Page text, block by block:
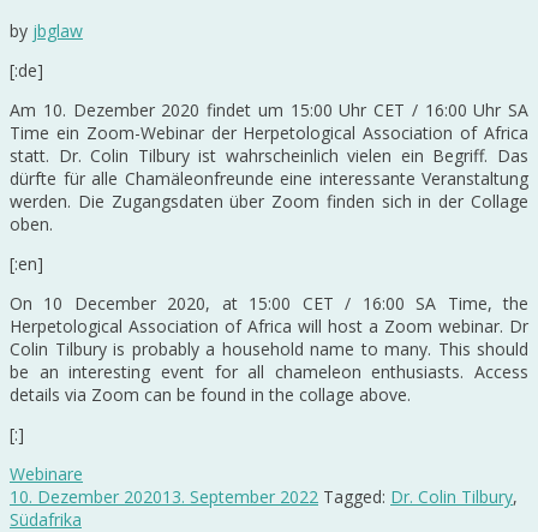
by jbglaw
[:de]
Am 10. Dezember 2020 findet um 15:00 Uhr CET / 16:00 Uhr SA
Time ein Zoom-Webinar der Herpetological Association of Africa
statt. Dr. Colin Tilbury ist wahrscheinlich vielen ein Begriff. Das
dürfte für alle Chamäleonfreunde eine interessante Veranstaltung
werden. Die Zugangsdaten über Zoom finden sich in der Collage
oben.
[:en]
On 10 December 2020, at 15:00 CET / 16:00 SA Time, the
Herpetological Association of Africa will host a Zoom webinar. Dr
Colin Tilbury is probably a household name to many. This should
be an interesting event for all chameleon enthusiasts. Access
details via Zoom can be found in the collage above.
[:]
Webinare
10. Dezember 202013. September 2022 Tagged: Dr. Colin Tilbury,
Südafrika